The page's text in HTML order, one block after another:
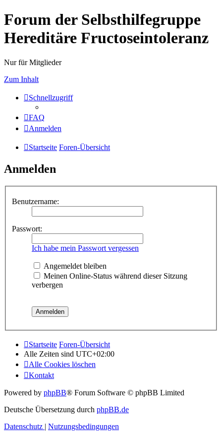
Forum der Selbsthilfegruppe
Hereditäre Fructoseintoleranz
Nur für Mitglieder
Zum Inhalt
Schnellzugriff
FAQ
Anmelden
Startseite Foren-Übersicht
Anmelden
Benutzername:
Passwort:
Ich habe mein Passwort vergessen
Angemeldet bleiben
Meinen Online-Status während dieser Sitzung
verbergen
Startseite Foren-Übersicht
Alle Zeiten sind UTC+02:00
Alle Cookies löschen
Kontakt
Powered by phpBB® Forum Software © phpBB Limited
Deutsche Übersetzung durch phpBB.de
Datenschutz | Nutzungsbedingungen